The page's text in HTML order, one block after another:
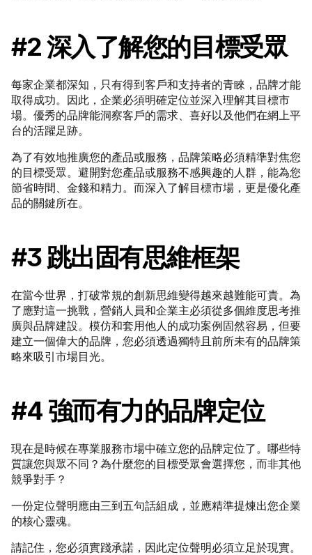
#2 深入了解您的目標受眾
每家企業都深知，只有得到客戶和支持者的青睞，品牌才能
取得成功。因此，企業必須明確定位並深入理解其目標市
場。優秀的品牌能洞察客戶的需求、喜好以及他們在網上平
台的活躍足跡。
為了有效地推廣您的產品或服務，品牌策略必須精準對焦您
的目標受眾。避開對您產品或服務不感興趣的人群，能為您
節省時間、金錢和精力。而深入了解目標市場，更是優化產
品的關鍵所在。
#3 跳出固有思維框架
在當今世界，打破常規的創新思維變得越來越難能可貴。為
了應對這一挑戰，營銷人員和企業主必須從多個維度思考推
廣與品牌建設。模仿和套用他人的成功案例固然容易，但要
建立一個偉大的品牌，您必須透過獨特且前所未有的品牌策
略來吸引市場目光。
#4 強而有力的品牌定位
現在是時候在專業服務市場中確立您的品牌定位了。哪些特
質讓您與眾不同？為什麼您的目標受眾會選擇您，而非其他
競爭對手？
一份定位聲明應由三到五句話組成，並應精準提煉出您企業
的核心靈魂。
請記住，您必須實踐承諾，因此定位聲明必須立足於現實。